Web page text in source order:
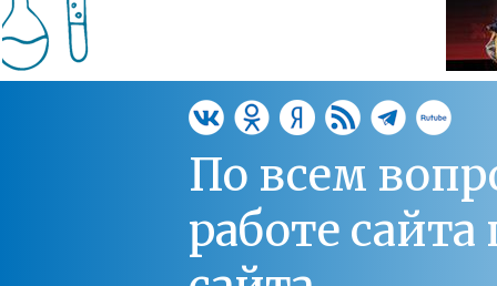
По всем
работе